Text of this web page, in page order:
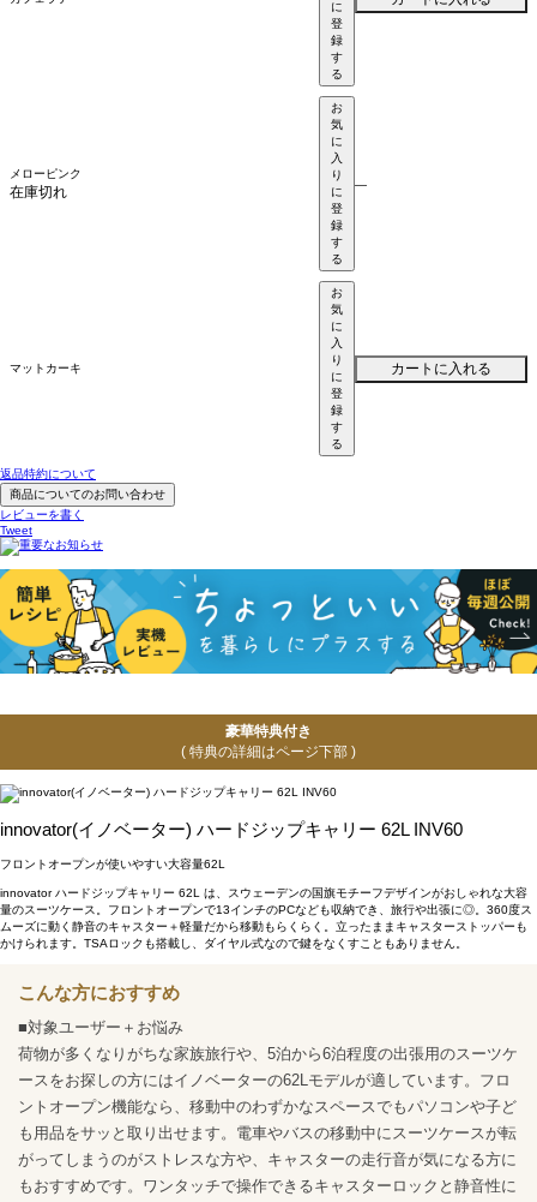
に
登
録
す
る
メローピンク
在庫切れ
お
気
に
入
り
に
登
録
す
る
—
マットカーキ
お
気
に
入
り
に
登
録
す
る
カートに入れる
返品特約について
商品についてのお問い合わせ
レビューを書く
Tweet
豪華特典付き
( 特典の詳細はページ下部 )
innovator(イノベーター) ハードジップキャリー 62L INV60
フロントオープンが使いやすい大容量62L
innovator ハードジップキャリー 62L は、スウェーデンの国旗モチーフデザインがおしゃれな大容
量のスーツケース。フロントオープンで13インチのPCなども収納でき、旅行や出張に◎。360度ス
ムーズに動く静音のキャスター＋軽量だから移動もらくらく。立ったままキャスターストッパーも
かけられます。TSAロックも搭載し、ダイヤル式なので鍵をなくすこともありません。
こんな方におすすめ
■対象ユーザー＋お悩み
荷物が多くなりがちな家族旅行や、5泊から6泊程度の出張用のスーツケ
ースをお探しの方にはイノベーターの62Lモデルが適しています。フロ
ントオープン機能なら、移動中のわずかなスペースでもパソコンや子ど
も用品をサッと取り出せます。電車やバスの移動中にスーツケースが転
がってしまうのがストレスな方や、キャスターの走行音が気になる方に
もおすすめです。ワンタッチで操作できるキャスターロックと静音性に